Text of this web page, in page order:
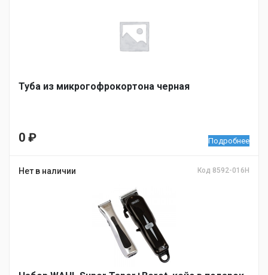
Туба из микрогофрокортона черная
0 ₽ Подробнее
Нет в наличии Код 8592-016H